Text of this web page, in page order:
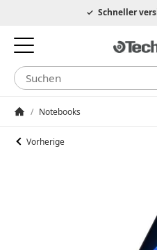
Hotline 0049 6205 3079975
Markenqualität - zumSchneller
/ Notebooks
Vorherige